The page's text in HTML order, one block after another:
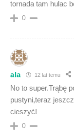
tornada tam hulac
0
ala 12 lat temu
No to super.Trąbę
pustyni,teraz
cieszyć!
0